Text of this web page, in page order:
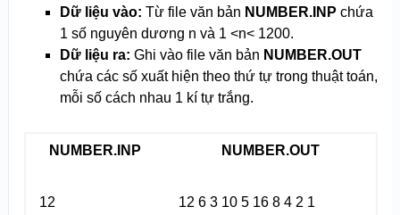
Dữ liệu vào: Từ file văn bản NUMBER.INP chứa
1 số nguyên dương n và 1 <n< 1200.
Dữ liệu ra: Ghi vào file văn bản NUMBER.OUT
chứa các số xuất hiện theo thứ tự trong thuật toán,
mỗi số cách nhau 1 kí tự trắng.
NUMBER.INP NUMBER.OUT
12 12 6 3 10 5 16 8 4 2 1